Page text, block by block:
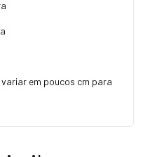
em poucos cm para